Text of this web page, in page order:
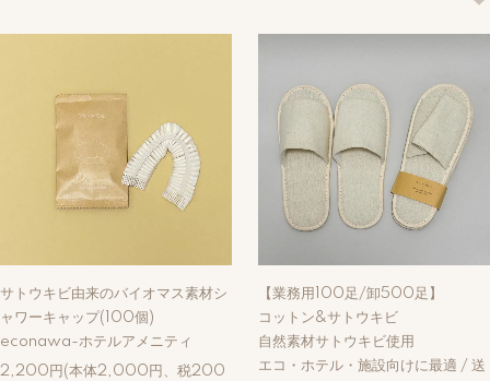
サトウキビ由来のバイオマス素材シ
ャワーキャップ(100個)
econawa-ホテルアメニティ
2,200円(本体2,000円、税200
【業務用100足/卸500足】
コットン&サトウキビ
自然素材サトウキビ使用
エコ・ホテル・施設向けに最適 / 送